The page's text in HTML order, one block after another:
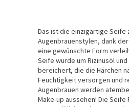
Das ist die einzigartige Seife
Augenbrauenstylen, dank
eine gewünschte Form
Seife wurde um Rizinusöl
bereichert, die die Härchen
Feuchtigkeit versorgen und
Augenbrauen werden
Make-up aussehen! Die Seife